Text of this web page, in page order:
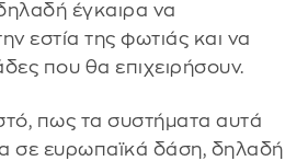
έγκαιρα να
εστία της φωτιάς και να
που θα επιχειρήσουν.
πως τα συστήματα αυτά
σε ευρωπαϊκά δάση, δηλαδή